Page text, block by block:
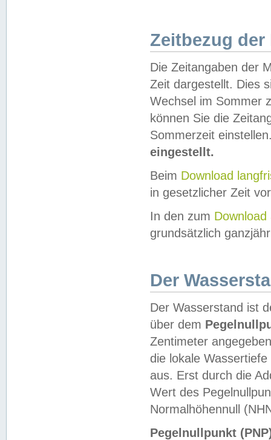
Zeitbezug der
Die Zeitangaben der
Zeit dargestellt. Dies
Wechsel im Sommer
können Sie die
Sommerzeit
eingestellt.
Beim Download
in gesetzlicher Zeit
In den zum Download
grundsätzlich
Der
Der Wasserstand ist
über dem
Zentimeter
die lokale
aus. Erst durch die
Wert des
Normalhöhennull
Pegelnullpunkt